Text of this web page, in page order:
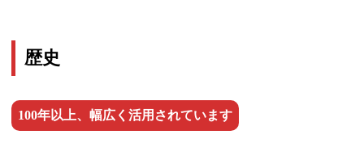
歴史
100年以上、幅広く活用されています